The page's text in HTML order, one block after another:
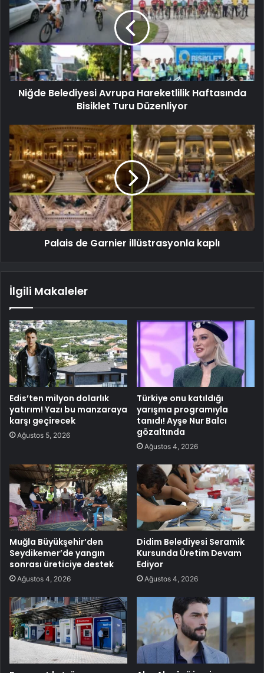
Niğde Belediyesi Avrupa Hareketlilik Haftasında
Bisiklet Turu Düzenliyor
Palais de Garnier illüstrasyonla kaplı
İlgili Makaleler
Edis’ten milyon dolarlık
yatırım! Yazı bu manzaraya
karşı geçirecek
Ağustos 5, 2026
Türkiye onu katıldığı
yarışma programıyla
tanıdı! Ayşe Nur Balcı
gözaltında
Ağustos 4, 2026
Muğla Büyükşehir’den
Seydikemer’de yangın
sonrası üreticiye destek
Ağustos 4, 2026
Didim Belediyesi Seramik
Kursunda Üretim Devam
Ediyor
Ağustos 4, 2026